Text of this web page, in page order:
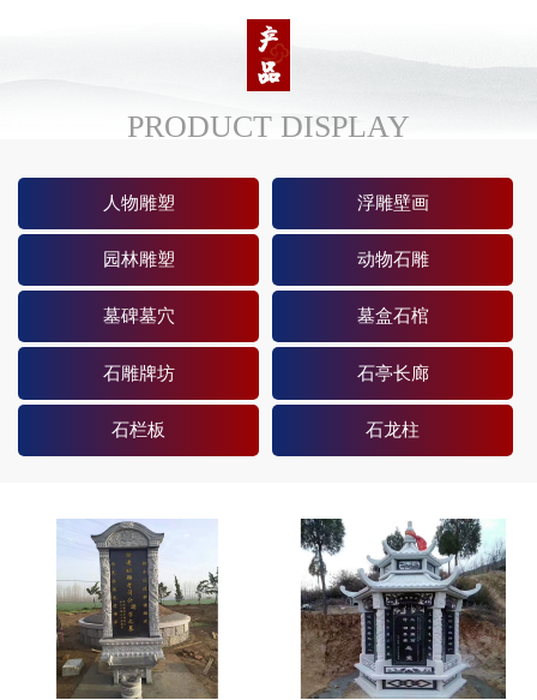
PRODUCT DISPLAY
人物雕塑 浮雕壁画
园林雕塑 动物石雕
墓碑墓穴 墓盒石棺
石雕牌坊 石亭长廊
石栏板 石龙柱